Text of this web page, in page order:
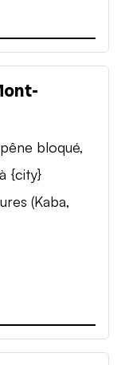
bloqué,
{city}
(Kaba,